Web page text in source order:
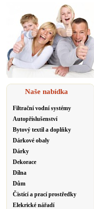
Naše nabídka
Filtrační vodní systémy
Autopříslušenství
Bytový textil a doplňky
Dárkové obaly
Dárky
Dekorace
Dílna
Dům
Čistící a prací prostředky
Elekrické nářadí